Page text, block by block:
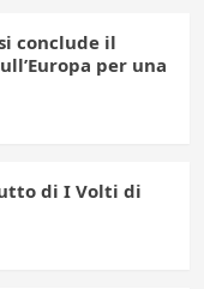
conclude il
per una
di I Volti di